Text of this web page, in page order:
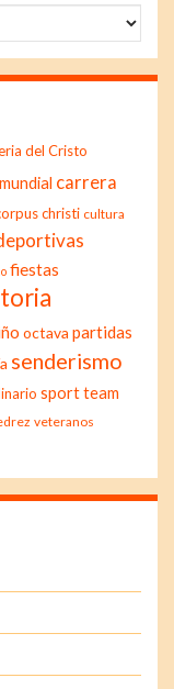
del Cristo
carrera
christi cultura
fiestas
octava partidas
senderismo
sport team
veteranos